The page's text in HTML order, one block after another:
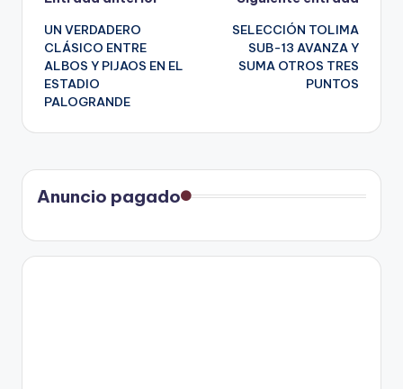
de
entradas
UN VERDADERO
CLÁSICO ENTRE
ALBOS Y PIJAOS EN EL
ESTADIO
PALOGRANDE
SELECCIÓN TOLIMA
SUB-13 AVANZA Y
SUMA OTROS TRES
PUNTOS
Anuncio pagado